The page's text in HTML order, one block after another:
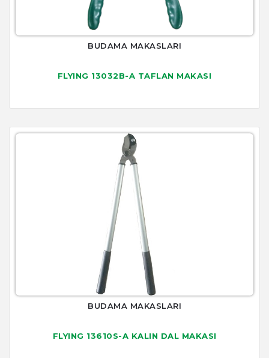
BUDAMA MAKASLARI
FLYING 13032B-A TAFLAN MAKASI
BUDAMA MAKASLARI
FLYING 13610S-A KALIN DAL MAKASI